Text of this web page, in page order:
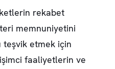
rekabet
memnuniyetini
teşvik etmek için
faaliyetlerin ve